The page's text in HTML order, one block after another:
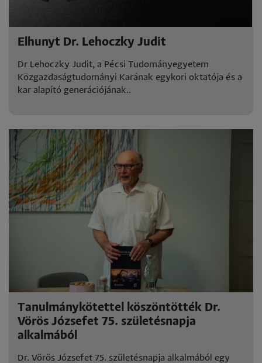
Elhunyt Dr. Lehoczky Judit
Dr Lehoczky Judit, a Pécsi Tudományegyetem
Közgazdaságtudományi Karának egykori oktatója és a
kar alapító generációjának..
Tanulmánykötettel köszöntötték Dr.
Vörös Józsefet 75. születésnapja
alkalmából
Dr. Vörös Józsefet 75. születésnapja alkalmából egy